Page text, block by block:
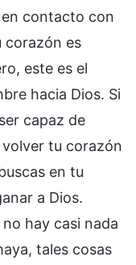
en contacto con
corazón es
este es el
hacia Dios. Si
capaz de
tu corazón
en tu
a Dios.
hay casi nada
tales cosas